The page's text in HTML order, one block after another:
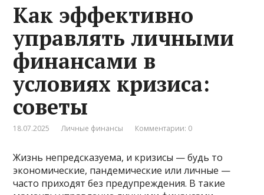
Как эффективно
управлять личными
финансами в
условиях кризиса:
советы
18.07.2025 Личные финансы Комментарии: 0
Жизнь непредсказуема, и кризисы — будь то
экономические, пандемические или личные —
часто приходят без предупреждения. В такие